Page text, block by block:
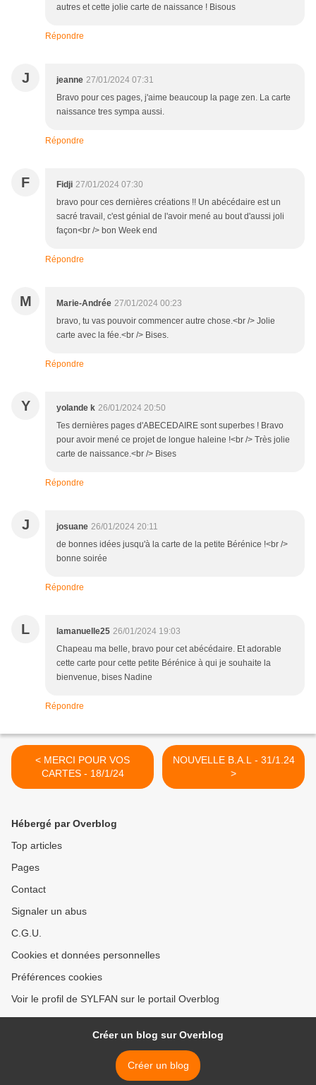
autres et cette jolie carte de naissance ! Bisous
Répondre
J jeanne 27/01/2024 07:31
Bravo pour ces pages, j'aime beaucoup la page zen. La carte
naissance tres sympa aussi.
Répondre
F Fidji 27/01/2024 07:30
bravo pour ces dernières créations !! Un abécédaire est un
sacré travail, c'est génial de l'avoir mené au bout d'aussi joli
façon<br /> bon Week end
Répondre
M Marie-Andrée 27/01/2024 00:23
bravo, tu vas pouvoir commencer autre chose.<br /> Jolie
carte avec la fée.<br /> Bises.
Répondre
Y yolande k 26/01/2024 20:50
Tes dernières pages d'ABECEDAIRE sont superbes ! Bravo
pour avoir mené ce projet de longue haleine !<br /> Très jolie
carte de naissance.<br /> Bises
Répondre
J josuane 26/01/2024 20:11
de bonnes idées jusqu'à la carte de la petite Bérénice !<br />
bonne soirée
Répondre
L lamanuelle25 26/01/2024 19:03
Chapeau ma belle, bravo pour cet abécédaire. Et adorable
cette carte pour cette petite Bérénice à qui je souhaite la
bienvenue, bises Nadine
Répondre
< MERCI POUR VOS
CARTES - 18/1/24
NOUVELLE B.A.L - 31/1.24
>
Hébergé par Overblog
Top articles
Pages
Contact
Signaler un abus
C.G.U.
Cookies et données personnelles
Préférences cookies
Voir le profil de SYLFAN sur le portail Overblog
Créer un blog sur Overblog
Créer un blog